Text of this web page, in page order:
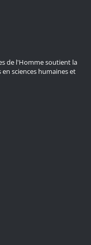
de l'Homme soutient la
sciences humaines et